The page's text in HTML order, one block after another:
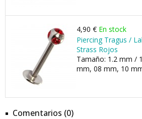
4,90 € En stock
Piercing Tragus /
Strass Rojos
Tamaño: 1.2 mm /
mm, 08 mm, 10
Comentarios (0)